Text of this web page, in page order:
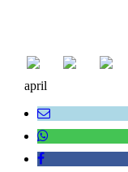
april